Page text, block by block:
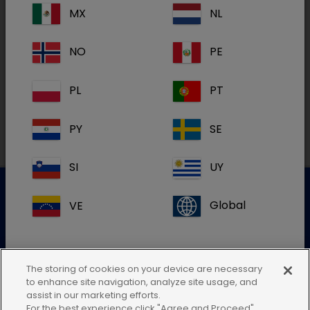
Produkte
Kundenservice für Tierarztpraxen
Kontaktieren Sie unseren Kundenservice.
Zum Kontaktformular
Tel.: 05572 / 40242-55
MX NL
NO PE
PL PT
PY SE
SI UY
VE Global
Wenn Sie den Standort Ihres Landes
The storing of cookies on your device are necessary
to enhance site navigation, analyze site usage, and
assist in our marketing efforts.